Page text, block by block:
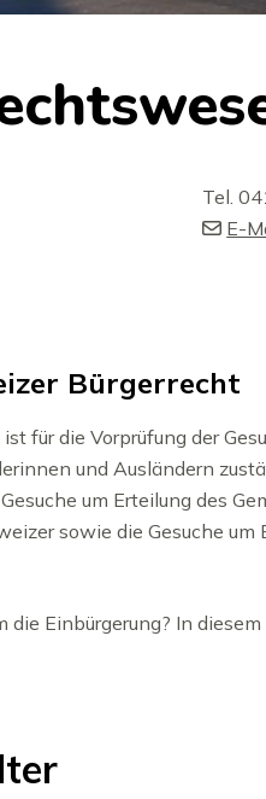
Tel.
E-
Bürgerrecht
für die Vorprüfung der
und Ausländern
um Erteilung des
sowie die Gesuche um
die Einbürgerung? In